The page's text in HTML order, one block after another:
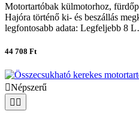
Motortartóbak külmotorhoz,
Hajóra történő ki- és beszállás
legfontosabb adata: Legfeljebb 8
44 708 Ft
Népszerű